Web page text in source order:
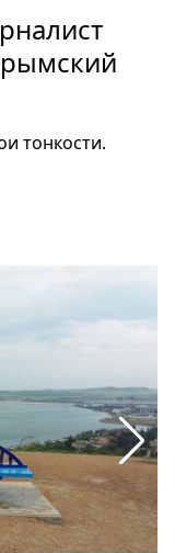
тонкости.